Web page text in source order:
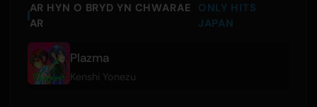
AR HYN O BRYD YN CHWARAE
AR
ONLY HITS
JAPAN
Plazma
Kenshi Yonezu